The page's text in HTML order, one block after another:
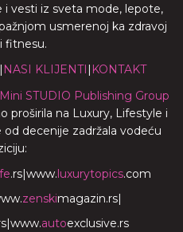
vesti iz sveta mode, lepote,
usmerenoj ka zdravoj
fitnesu.
| NASI KLIJENTI | KONTAKT
Mini STUDIO Publishing Group
proširila na Luxury, Lifestyle i
decenije zadržala vodeću
.rs|www.luxurytopics.com
zenskimagazin.rs|
|www.autoexclusive.rs